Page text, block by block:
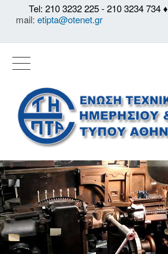
Tel: 210 3232 225 - 210 3234 734 ♦
mail: etipta@otenet.gr